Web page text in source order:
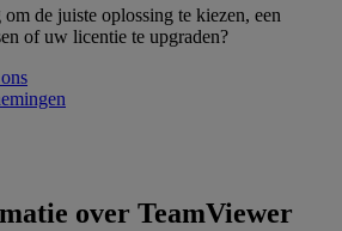
de juiste oplossing te kiezen, een
of uw licentie te upgraden?
over TeamViewer